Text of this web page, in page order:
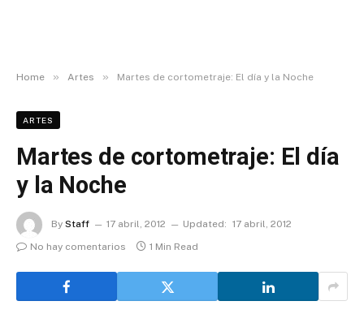
Home » Artes » Martes de cortometraje: El día y la Noche
ARTES
Martes de cortometraje: El día
y la Noche
By Staff 17 abril, 2012 Updated: 17 abril, 2012
No hay comentarios
1 Min Read